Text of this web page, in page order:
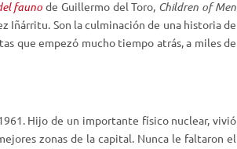
e
c
h
i
fauno de Guillermo del Toro, Children of Men
Iñárritu. Son la culminación de una historia de
que empezó mucho tiempo atrás, a miles de
Hijo de un importante físico nuclear, vivió
zonas de la capital. Nunca le faltaron el